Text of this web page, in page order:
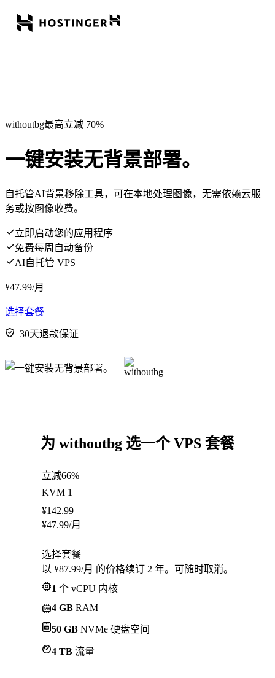
withoutbg最高立减 70%
一键安装无背景部署。
自托管AI背景移除工具，可在本地处理图像，无需依赖云服
务或按图像收费。
立即启动您的应用程序
免费每周自动备份
AI自托管 VPS
¥47.99/月
选择套餐
30天退款保证
为 withoutbg 选一个 VPS 套餐
立减66%
KVM 1
¥142.99
¥47.99/月
选择套餐
以 ¥87.99/月 的价格续订 2 年。可随时取消。
1 个 vCPU 内核
4 GB RAM
50 GB NVMe 硬盘空间
4 TB 流量